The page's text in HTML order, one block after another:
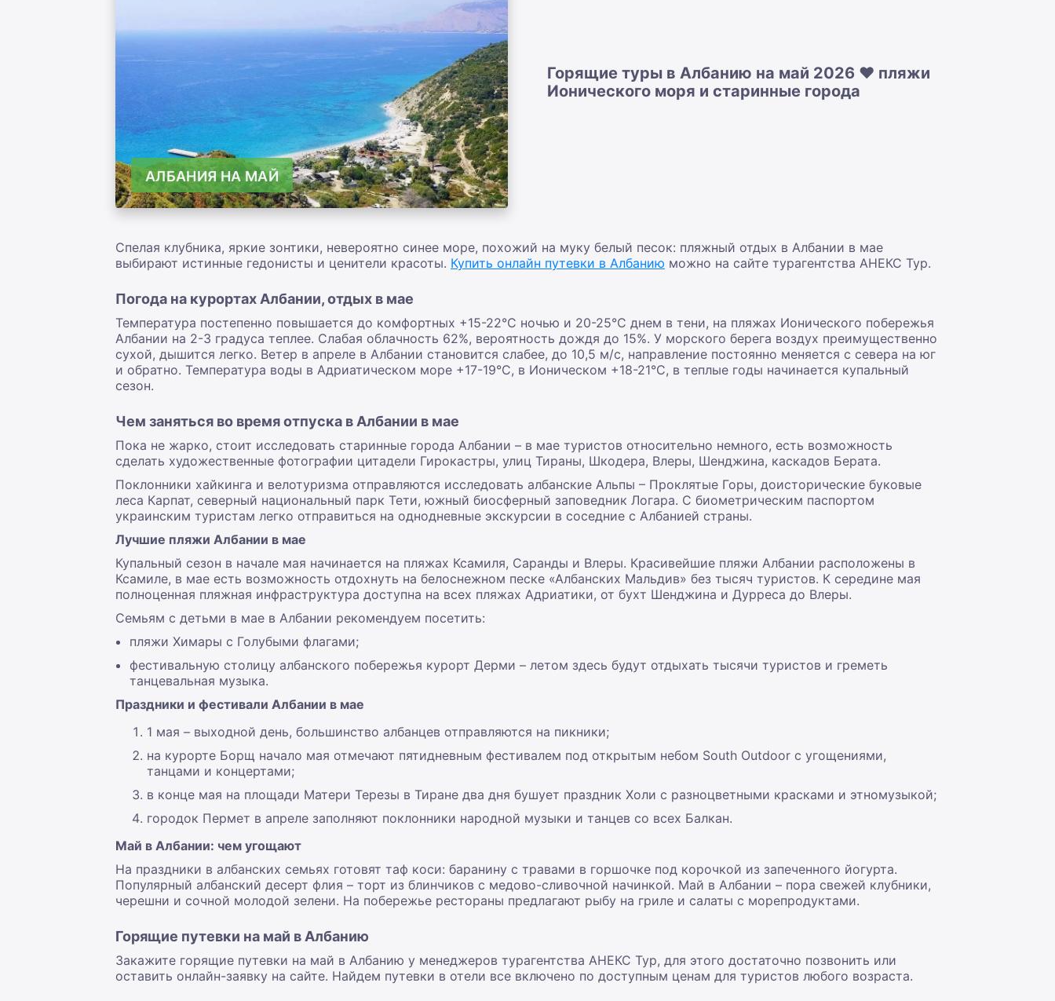
АЛБАНИЯ НА МАЙ
Горящие туры в Албанию на май 2026 ❤️ пляжи
Ионического моря и старинные города
Спелая клубника, яркие зонтики, невероятно синее море, похожий на муку белый песок: пляжный отдых в Албании в мае
выбирают истинные гедонисты и ценители красоты. Купить онлайн путевки в Албанию можно на сайте турагентства АНЕКС Тур.
Погода на курортах Албании, отдых в мае
Температура постепенно повышается до комфортных +15-22°С ночью и 20-25°С днем в тени, на пляжах Ионического побережья
Албании на 2-3 градуса теплее. Слабая облачность 62%, вероятность дождя до 15%. У морского берега воздух преимущественно
сухой, дышится легко. Ветер в апреле в Албании становится слабее, до 10,5 м/с, направление постоянно меняется с севера на юг
и обратно. Температура воды в Адриатическом море +17-19°С, в Ионическом +18-21°С, в теплые годы начинается купальный
сезон.
Чем заняться во время отпуска в Албании в мае
Пока не жарко, стоит исследовать старинные города Албании – в мае туристов относительно немного, есть возможность
сделать художественные фотографии цитадели Гирокастры, улиц Тираны, Шкодера, Влеры, Шенджина, каскадов Берата.
Поклонники хайкинга и велотуризма отправляются исследовать албанские Альпы – Проклятые Горы, доисторические буковые
леса Карпат, северный национальный парк Тети, южный биосферный заповедник Логара. С биометрическим паспортом
украинским туристам легко отправиться на однодневные экскурсии в соседние с Албанией страны.
Лучшие пляжи Албании в мае
Купальный сезон в начале мая начинается на пляжах Ксамиля, Саранды и Влеры. Красивейшие пляжи Албании расположены в
Ксамиле, в мае есть возможность отдохнуть на белоснежном песке «Албанских Мальдив» без тысяч туристов. К середине мая
полноценная пляжная инфраструктура доступна на всех пляжах Адриатики, от бухт Шенджина и Дурреса до Влеры.
Семьям с детьми в мае в Албании рекомендуем посетить:
пляжи Химары с Голубыми флагами;
фестивальную столицу албанского побережья курорт Дерми – летом здесь будут отдыхать тысячи туристов и греметь
танцевальная музыка.
Праздники и фестивали Албании в мае
1 мая – выходной день, большинство албанцев отправляются на пикники;
на курорте Борщ начало мая отмечают пятидневным фестивалем под открытым небом South Outdoor с угощениями,
танцами и концертами;
в конце мая на площади Матери Терезы в Тиране два дня бушует праздник Холи с разноцветными красками и этномузыкой;
городок Пермет в апреле заполняют поклонники народной музыки и танцев со всех Балкан.
Май в Албании: чем угощают
На праздники в албанских семьях готовят таф коси: баранину с травами в горшочке под корочкой из запеченного йогурта.
Популярный албанский десерт флия – торт из блинчиков с медово-сливочной начинкой. Май в Албании – пора свежей клубники,
черешни и сочной молодой зелени. На побережье рестораны предлагают рыбу на гриле и салаты с морепродуктами.
Горящие путевки на май в Албанию
Закажите горящие путевки на май в Албанию у менеджеров турагентства АНЕКС Тур, для этого достаточно позвонить или
оставить онлайн-заявку на сайте. Найдем путевки в отели все включено по доступным ценам для туристов любого возраста.